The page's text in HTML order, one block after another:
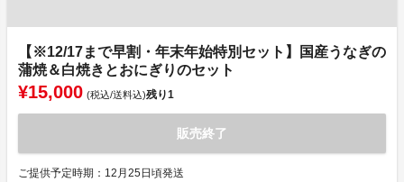
【※12/17まで早割・年末年始特別セット】国産うなぎの
蒲焼＆白焼きとおにぎりのセット
¥15,000 (税込/送料込)残り1
販売終了
ご提供予定時期：12月25日頃発送